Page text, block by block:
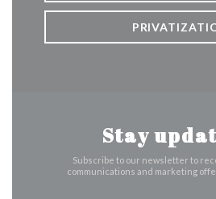
Stay
Subscribe to our newsletter to
communications and marketing